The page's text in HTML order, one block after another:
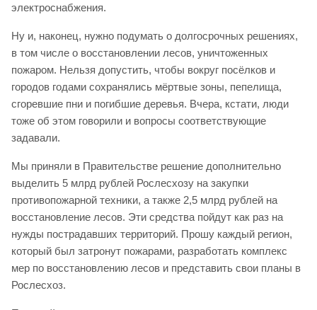
электроснабжения.
Ну и, наконец, нужно подумать о долгосрочных решениях,
в том числе о восстановлении лесов, уничтоженных
пожаром. Нельзя допустить, чтобы вокруг посёлков и
городов годами сохранялись мёртвые зоны, пепелища,
сгоревшие пни и погибшие деревья. Вчера, кстати, люди
тоже об этом говорили и вопросы соответствующие
задавали.
Мы приняли в Правительстве решение дополнительно
выделить 5 млрд рублей Рослесхозу на закупки
противопожарной техники, а также 2,5 млрд рублей на
восстановление лесов. Эти средства пойдут как раз на
нужды пострадавших территорий. Прошу каждый регион,
который был затронут пожарами, разработать комплекс
мер по восстановлению лесов и представить свои планы в
Рослесхоз.